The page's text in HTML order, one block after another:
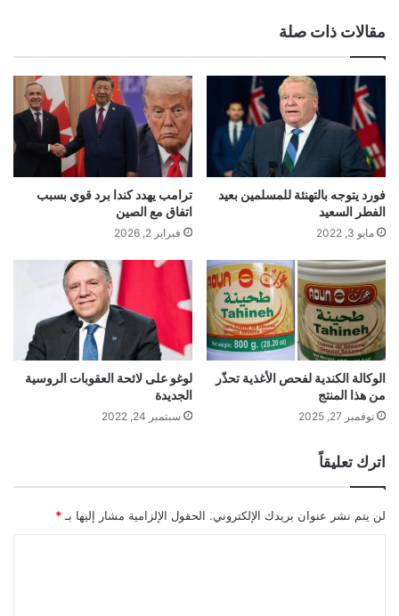
مقالات ذات صلة
فورد يتوجه بالتهنئة للمسلمين بعيد
الفطر السعيد
مايو 3, 2022
ترامب يهدد كندا برد قوي بسبب
اتفاق مع الصين
فبراير 2, 2026
الوكالة الكندية لفحص الأغذية تحذّر
من هذا المنتج
نوفمبر 27, 2025
لوغو على لائحة العقوبات الروسية
الجديدة
سبتمبر 24, 2022
اترك تعليقاً
لن يتم نشر عنوان بريدك الإلكتروني. الحقول الإلزامية مشار إليها بـ *